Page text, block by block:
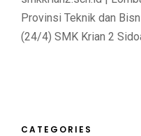
Provinsi Teknik dan
(24/4) SMK Krian 2
CATEGORIES